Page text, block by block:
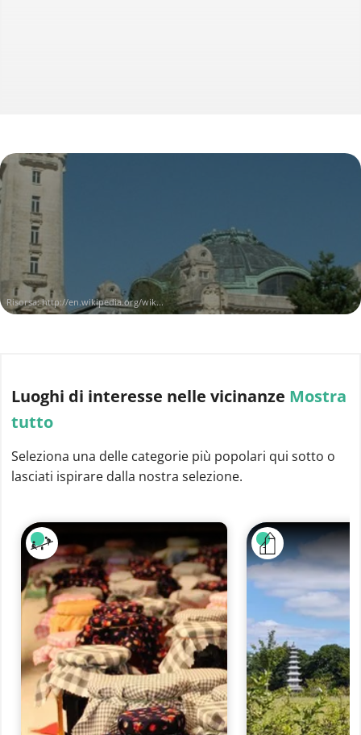
Risorsa:http://en.wikipedia.org/wik...
Luoghi di interesse nelle vicinanze Mostra
tutto
Seleziona una delle categorie più popolari qui sotto o
lasciati ispirare dalla nostra selezione.